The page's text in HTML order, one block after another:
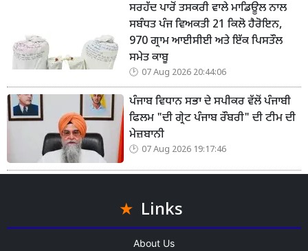
ਸਰਹੱਦ ਪਾਰੋਂ ਤਸਕਰੀ ਵਾਲੇ ਮਾਡਿਊਲ ਨਾਲ
ਸਬੰਧਤ ਪੰਜ ਵਿਅਕਤੀ 21 ਕਿਲੋ ਹੈਰੋਇਨ,
970 ਗ੍ਰਾਮ ਆਈਸੀਈ ਅਤੇ ਇੱਕ ਪਿਸਤੌਲ
ਸਮੇਤ ਕਾਬੂ
07 Aug 2026 20:44:06
ਪੰਜਾਬ ਵਿਧਾਨ ਸਭਾ ਦੇ ਸਪੀਕਰ ਵੱਲੋਂ ਪੰਜਾਬੀ
ਫਿਲਮ "ਦੀ ਗ੍ਰੇਟ ਪੰਜਾਬ ਰੌਬਰੀ" ਦੀ ਟੀਮ ਦੀ
ਮੇਜ਼ਬਾਨੀ
07 Aug 2026 19:17:46
Links
About Us